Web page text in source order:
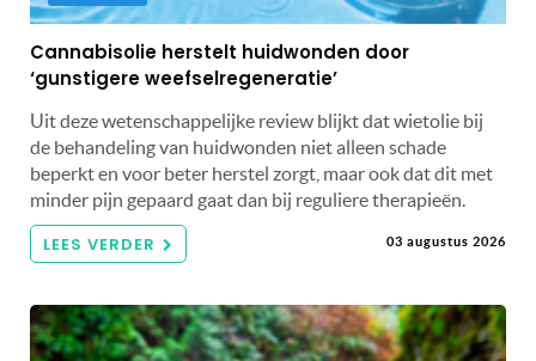
Cannabisolie herstelt huidwonden door
‘gunstigere weefselregeneratie’
Uit deze wetenschappelijke review blijkt dat wietolie bij
de behandeling van huidwonden niet alleen schade
beperkt en voor beter herstel zorgt, maar ook dat dit met
minder pijn gepaard gaat dan bij reguliere therapieën.
LEES VERDER 03 augustus 2026